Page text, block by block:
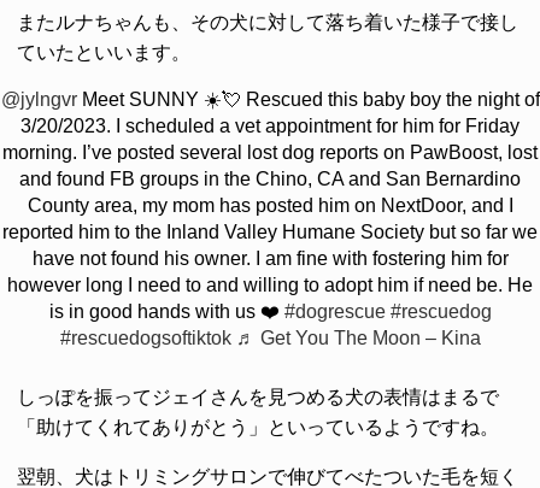
またルナちゃんも、その犬に対して落ち着いた様子で接し
ていたといいます。
@jylngvrMeet SUNNY ☀️💘 Rescued this baby boy the night of
3/20/2023. I scheduled a vet appointment for him for Friday
morning. I’ve posted several lost dog reports on PawBoost, lost
and found FB groups in the Chino, CA and San Bernardino
County area, my mom has posted him on NextDoor, and I
reported him to the Inland Valley Humane Society but so far we
have not found his owner. I am fine with fostering him for
however long I need to and willing to adopt him if need be. He
is in good hands with us ❤️ #dogrescue #rescuedog
#rescuedogsoftiktok ♬ Get You The Moon – Kina
しっぽを振ってジェイさんを見つめる犬の表情はまるで
「助けてくれてありがとう」といっているようですね。
翌朝、犬はトリミングサロンで伸びてべたついた毛を短く